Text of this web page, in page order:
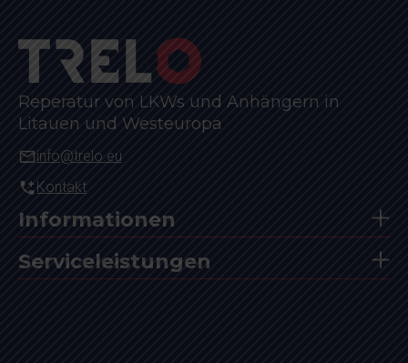
Reperatur von LKWs und Anhängern in
Litauen und Westeuropa
info@trelo.eu
Kontakt
Informationen
Serviceleistungen